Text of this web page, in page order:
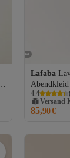
Lafaba
Damen mit
4.4Versand
Gratis
Versand
85,90€